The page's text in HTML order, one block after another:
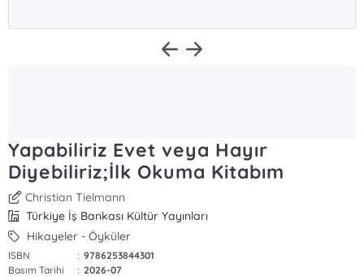
Yapabiliriz Evet veya Hayır
Diyebiliriz;İlk Okuma Kitabım
Christian Tielmann
Türkiye İş Bankası Kültür Yayınları
Hikayeler - Öyküler
ISBN : 9786253844301
Basım Tarihi
: 2026-07